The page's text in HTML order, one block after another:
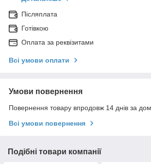
Післяплата
Готівкою
Оплата за реквізитами
Всі умови оплати
Умови повернення
Повернення товару впродовж 14 днів за
Всі умови повернення
Подібні товари компанії